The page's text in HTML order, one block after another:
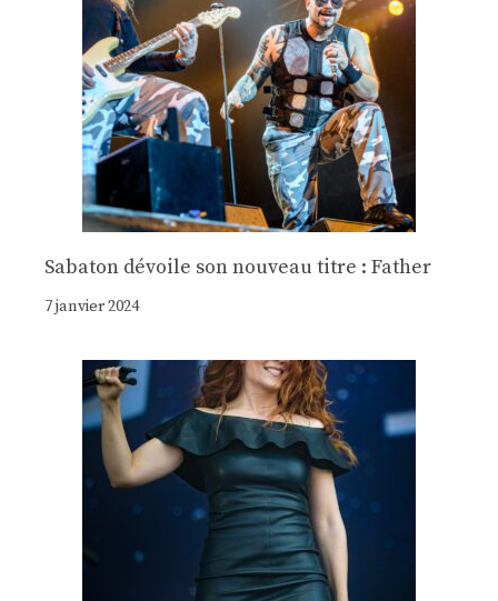
Sabaton dévoile son nouveau titre : Father
7 janvier 2024